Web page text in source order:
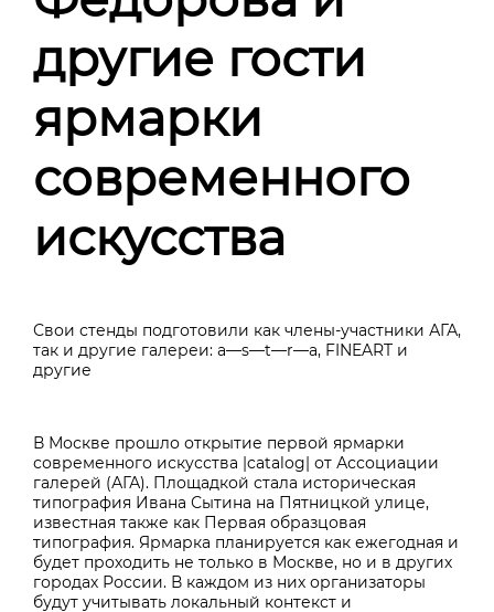
другие гости
ярмарки
современного
искусства
Свои стенды подготовили как члены-участники АГА,
так и другие галереи: a—s—t—r—a, FINEART и
другие
В Москве прошло открытие первой ярмарки
современного искусства |catalog| от Ассоциации
галерей (АГА). Площадкой стала историческая
типография Ивана Сытина на Пятницкой улице,
известная также как Первая образцовая
типография. Ярмарка планируется как ежегодная и
будет проходить не только в Москве, но и в других
городах России. В каждом из них организаторы
будут учитывать локальный контекст и